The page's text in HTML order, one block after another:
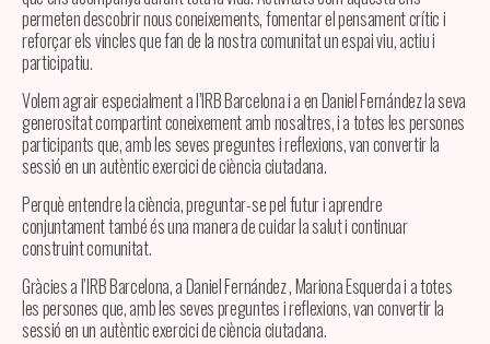
permeten descobrir nous coneixements, fomentar el pensament crític i
reforçar els vincles que fan de la nostra comunitat un espai viu, actiu i
participatiu.
Volem agrair especialment a l’IRB Barcelona i a en Daniel Fernández la seva
generositat compartint coneixement amb nosaltres, i a totes les persones
participants que, amb les seves preguntes i reflexions, van convertir la
sessió en un autèntic exercici de ciència ciutadana.
Perquè entendre la ciència, preguntar-se pel futur i aprendre
conjuntament també és una manera de cuidar la salut i continuar
construint comunitat.
Gràcies a l’IRB Barcelona, a Daniel Fernández , Mariona Esquerda i a totes
les persones que, amb les seves preguntes i reflexions, van convertir la
sessió en un autèntic exercici de ciència ciutadana.